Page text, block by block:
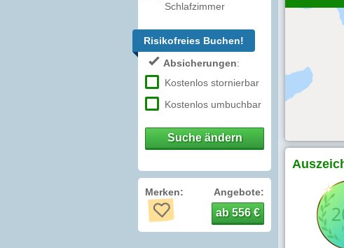
Schlafzimmer
Risikofreies Buchen!
Absicherungen:
Kostenlos stornierbar
Kostenlos umbuchbar
Suche ändern
Merken: Angebote:
ab 556 €